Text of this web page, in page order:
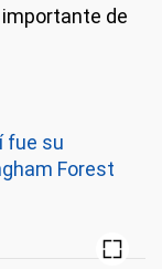
de
fue su
Forest